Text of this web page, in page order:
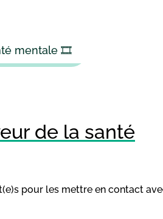
mentale 🎞️
de la santé
pour les mettre en contact